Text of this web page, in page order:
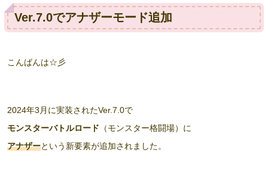
Ver.7.0でアナザーモード追加
こんばんは☆彡
2024年3月に実装されたVer.7.0で
モンスターバトルロード （モンスター格闘場）に
アナザーという新要素が追加されました。